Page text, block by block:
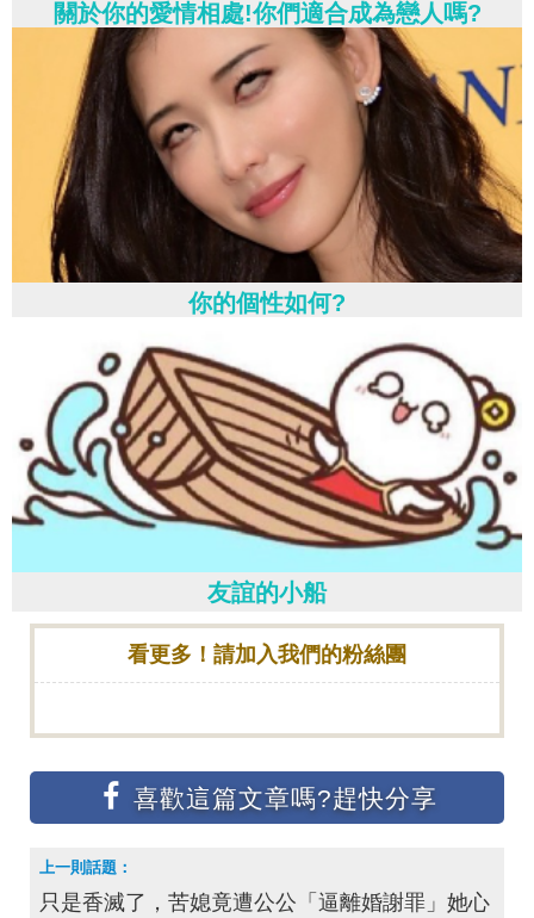
關於你的愛情相處!你們適合成為戀人嗎?
你的個性如何?
友誼的小船
看更多！請加入我們的粉絲團
只是香滅了，苦媳竟遭公公「逼離婚謝罪」她心